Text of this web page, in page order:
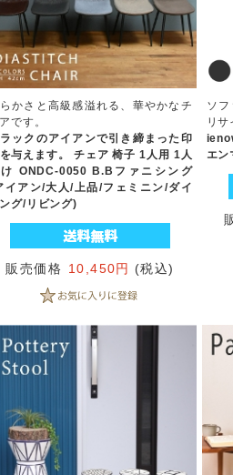
かさと高級感溢れる、華やかなチ
です。
ックのアイアンで引き締まった印
与えます。 チェア 椅子 1人用 1人
ONDC-0050 B.Bファニシング
イアン/大人/上品/フェミニン/ダイ
グ/リビング)
販売価格 10,450円 (税込)
ソ
リサ
エン